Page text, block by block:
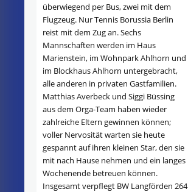
überwiegend per Bus, zwei mit dem
Flugzeug. Nur Tennis Borussia Berlin
reist mit dem Zug an. Sechs
Mannschaften werden im Haus
Marienstein, im Wohnpark Ahlhorn und
im Blockhaus Ahlhorn untergebracht,
alle anderen in privaten Gastfamilien.
Matthias Averbeck und Siggi Büssing
aus dem Orga-Team haben wieder
zahlreiche Eltern gewinnen können;
voller Nervosität warten sie heute
gespannt auf ihren kleinen Star, den sie
mit nach Hause nehmen und ein langes
Wochenende betreuen können.
Insgesamt verpflegt BW Langförden 264